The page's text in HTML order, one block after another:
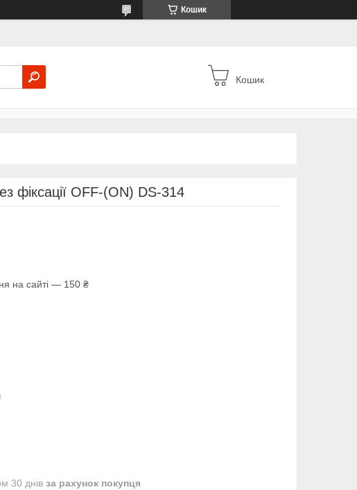
Кошик
Кошик
фіксації OFF-(ON) DS-314
на сайті — 150 ₴
30 днів за рахунок покупця